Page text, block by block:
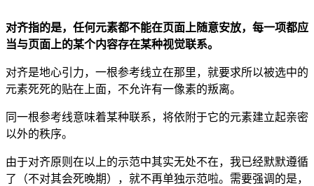
对齐指的是，任何元素都不能在页面上随意安放，每一项都应
当与页面上的某个内容存在某种视觉联系。
对齐是地心引力，一根参考线立在那里，就要求所以被选中的
元素死死的贴在上面，不允许有一像素的叛离。
同一根参考线意味着某种联系，将依附于它的元素建立起亲密
以外的秩序。
由于对齐原则在以上的示范中其实无处不在，我已经默默遵循
了（不对其会死晚期），就不再单独示范啦。需要强调的是，